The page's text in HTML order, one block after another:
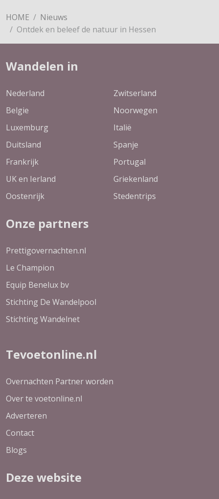
HOME
Nieuws
Ontdek en beleef de natuur in Hessen
Wandelen in
Nederland
Belgie
Luxemburg
Duitsland
Frankrijk
UK en Ierland
Oostenrijk
Zwitserland
Noorwegen
Italië
Spanje
Portugal
Griekenland
Stedentrips
Onze partners
Prettigovernachten.nl
Le Champion
Equip Benelux bv
Stichting De Wandelpool
Stichting Wandelnet
Tevoetonline.nl
Overnachten Partner worden
Over te voetonline.nl
Adverteren
Contact
Blogs
Deze website